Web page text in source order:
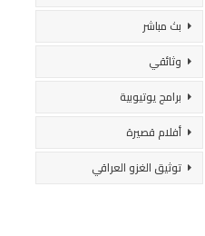
بث مباشر
وثائقي
برامج يوتيوبية
أفلام قصيرة
توثيق الغزو العراقي